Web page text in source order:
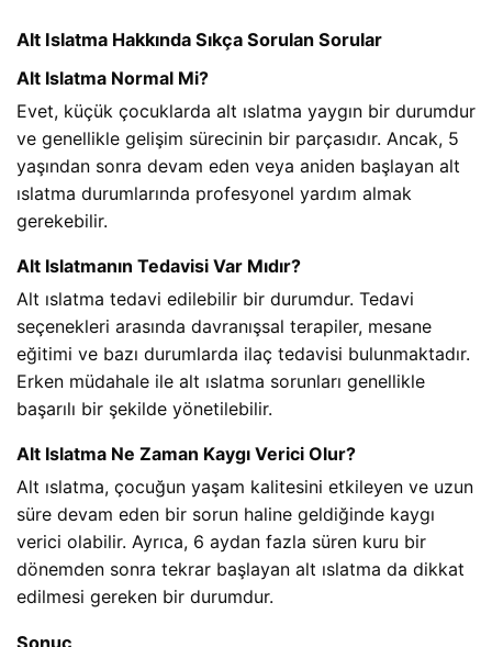
Alt Islatma Hakkında Sıkça Sorulan Sorular
Alt Islatma Normal Mi?
Evet, küçük çocuklarda alt ıslatma yaygın bir durumdur
ve genellikle gelişim sürecinin bir parçasıdır. Ancak, 5
yaşından sonra devam eden veya aniden başlayan alt
ıslatma durumlarında profesyonel yardım almak
gerekebilir.
Alt Islatmanın Tedavisi Var Mıdır?
Alt ıslatma tedavi edilebilir bir durumdur. Tedavi
seçenekleri arasında davranışsal terapiler, mesane
eğitimi ve bazı durumlarda ilaç tedavisi bulunmaktadır.
Erken müdahale ile alt ıslatma sorunları genellikle
başarılı bir şekilde yönetilebilir.
Alt Islatma Ne Zaman Kaygı Verici Olur?
Alt ıslatma, çocuğun yaşam kalitesini etkileyen ve uzun
süre devam eden bir sorun haline geldiğinde kaygı
verici olabilir. Ayrıca, 6 aydan fazla süren kuru bir
dönemden sonra tekrar başlayan alt ıslatma da dikkat
edilmesi gereken bir durumdur.
Sonuç